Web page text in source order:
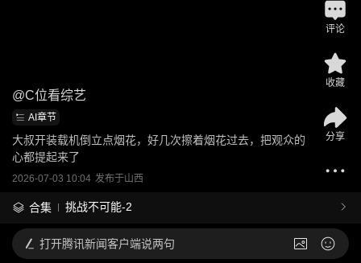
@C位看综艺
AI章节
大叔开装载机倒立点烟花，好几次擦着烟花过去，把观众的
心都提起来了
2026-07-03 10:04 发布于山西
合集 挑战不可能-2
评论
收藏
分享
打开腾讯新闻客户端说两句